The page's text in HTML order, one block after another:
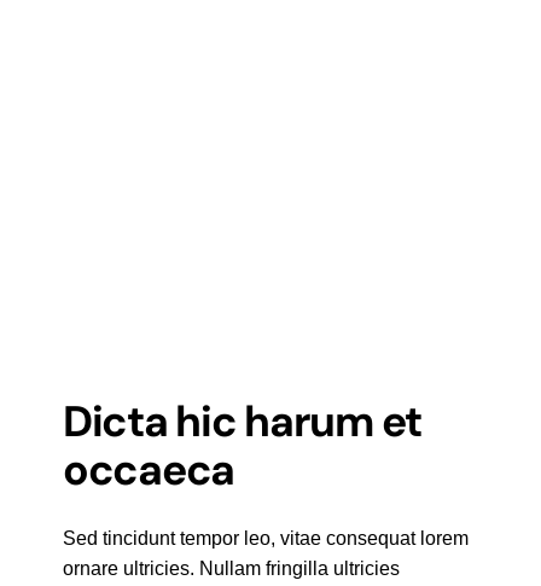
Dicta hic harum et
occaeca
Sed tincidunt tempor leo, vitae consequat lorem
ornare ultricies. Nullam fringilla ultricies